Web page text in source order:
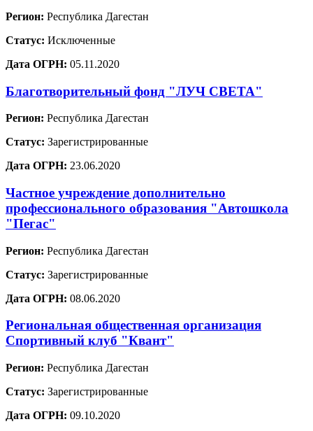
Регион: Республика Дагестан
Статус: Исключенные
Дата ОГРН: 05.11.2020
Благотворительный фонд "ЛУЧ СВЕТА"
Регион: Республика Дагестан
Статус: Зарегистрированные
Дата ОГРН: 23.06.2020
Частное учреждение дополнительно
профессионального образования "Автошкола
"Пегас"
Регион: Республика Дагестан
Статус: Зарегистрированные
Дата ОГРН: 08.06.2020
Региональная общественная организация
Спортивный клуб "Квант"
Регион: Республика Дагестан
Статус: Зарегистрированные
Дата ОГРН: 09.10.2020